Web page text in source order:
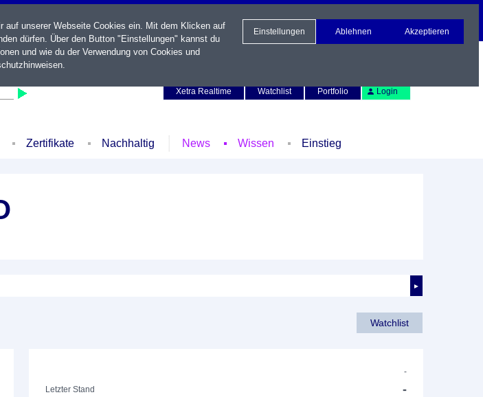
Xetra Realtime
Watchlist Portfolio Login
Zertifikate Nachhaltig News Wissen Einstieg
►
Watchlist
-
Letzter Stand
-
unserer Webseite Cookies ein. Mit dem Klicken auf
dürfen. Über den Button "Einstellungen" kannst du
und wie du der Verwendung von Cookies und
.
Einstellungen Ablehnen Akzeptieren